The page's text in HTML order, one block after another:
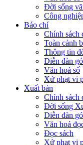
Đời sống
Công
Báo chí
Chính sách
Toàn cảnh
Thông tin
Diễn đàn
Văn hoá số
Xử phạt vi
Xuất bản
Chính sách
Đời sống
Diễn đàn
Văn hoá
Đọc sách
Xử phạt vi